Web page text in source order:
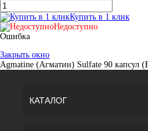
Купить в 1 клик
Недоступно
Ошибка
Закрыть окно
Agmatine (Агматин) Sulfate 90 капсул
КАТАЛОГ